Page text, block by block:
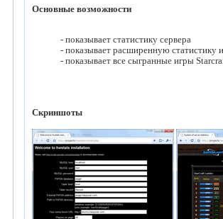
Основные возможности
- показывает статистику сервера
- показывает расширенную статистику
- показывает все сыгранные игры
Скриншоты